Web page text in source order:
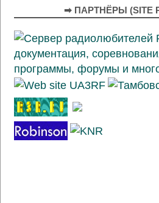
➡ ПАРТНЁРЫ (SITE